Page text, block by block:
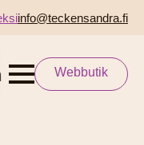
info@teckensandra.fi
Webbutik